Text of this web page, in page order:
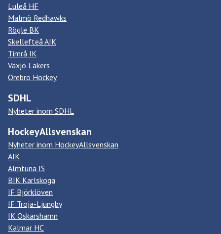
Luleå HF
Malmö Redhawks
Rögle BK
Skellefteå AIK
Timrå IK
Växjö Lakers
Örebro Hockey
SDHL
Nyheter inom SDHL
HockeyAllsvenskan
Nyheter inom HockeyAllsvenskan
AIK
Almtuna IS
BIK Karlskoga
IF Björklöven
IF Troja-Ljungby
IK Oskarshamn
Kalmar HC